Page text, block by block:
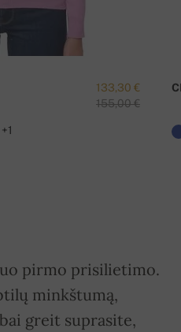
133,30 €
155,00 €
+1
pirmo prisilietimo.
minkštumą,
greit suprasite,